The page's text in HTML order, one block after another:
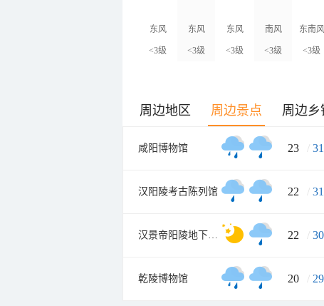
东风
<3级
东风
<3级
东风
<3级
南风
<3级
东南风
<3级
周边地区 周边景点 周边乡
咸阳博物馆 23 / 31
汉阳陵考古陈列馆 22 / 31
汉景帝阳陵地下博物馆 22 / 30
乾陵博物馆 20 / 29